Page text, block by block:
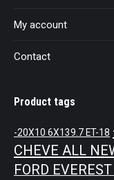
My account
Contact
Product tags
-20X10 6X139.7 ET-18
CHEVE ALL
FORD